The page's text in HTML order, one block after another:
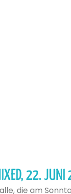
22.
die am